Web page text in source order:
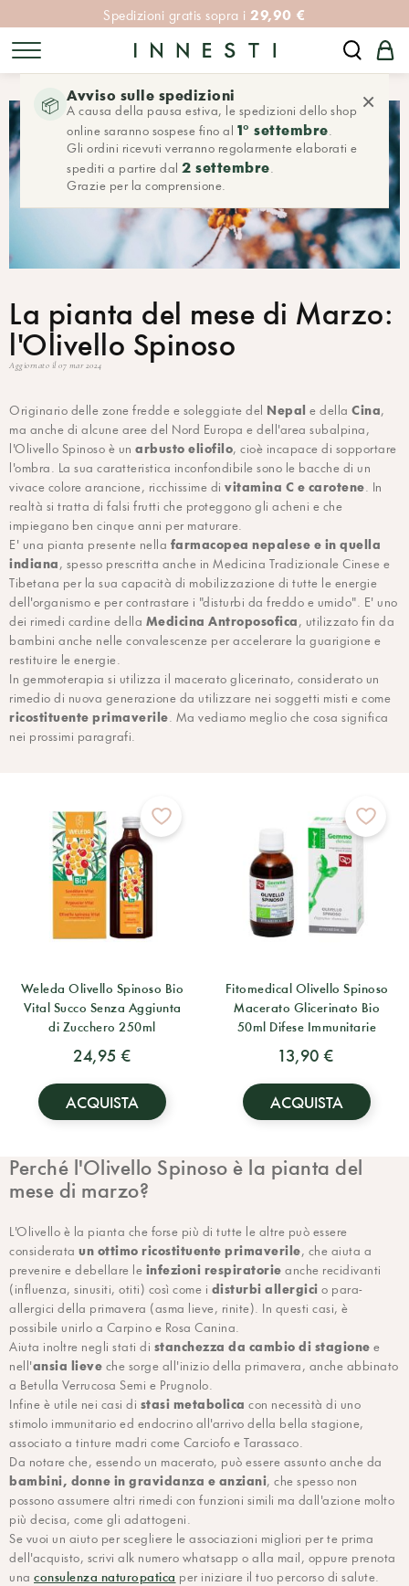
Spedizioni gratis sopra i29,90 €
📦 Avviso sulle spedizioni
A causa della pausa estiva, le spedizioni dello shop
online saranno sospese fino al 1° settembre.
Gli ordini ricevuti verranno regolarmente elaborati e
spediti a partire dal2 settembre.
Grazie per la comprensione.
×
La pianta del mese di Marzo:
l'Olivello Spinoso
Aggiornato il 07 mar 2024
Originario delle zone fredde e soleggiate del Nepal e della Cina,
ma anche di alcune aree del Nord Europa e dell'area subalpina,
l'Olivello Spinoso è un arbusto eliofilo, cioè incapace di sopportare
l'ombra. La sua caratteristica inconfondibile sono le bacche di un
vivace colore arancione, ricchissime di vitamina C e carotene . In
realtà si tratta di falsi frutti che proteggono gli acheni e che
impiegano ben cinque anni per maturare.
E' una pianta presente nella farmacopea nepalese e in quella
indiana, spesso prescritta anche in Medicina Tradizionale Cinese e
Tibetana per la sua capacità di mobilizzazione di tutte le energie
dell'organismo e per contrastare i "disturbi da freddo e umido". E' uno
dei rimedi cardine della Medicina Antroposofica, utilizzato fin da
bambini anche nelle convalescenze per accelerare la guarigione e
restituire le energie.
In gemmoterapia si utilizza il macerato glicerinato, considerato un
rimedio di nuova generazione da utilizzare nei soggetti misti e come
ricostituente primaverile . Ma vediamo meglio che cosa significa
nei prossimi paragrafi.
Weleda Olivello Spinoso Bio
Vital Succo Senza Aggiunta
di Zucchero 250ml
24,95 €
ACQUISTA
Fitomedical Olivello Spinoso
Macerato Glicerinato Bio
50ml Difese Immunitarie
13,90 €
ACQUISTA
Perché l'Olivello Spinoso è la pianta del
mese di marzo?
L'Olivello è la pianta che forse più di tutte le altre può essere
considerata un ottimo ricostituente primaverile, che aiuta a
prevenire e debellare le infezioni respiratorie anche recidivanti
(influenza, sinusiti, otiti) così come i disturbi allergici o para-
allergici della primavera (asma lieve, rinite). In questi casi, è
possibile unirlo a Carpino e Rosa Canina.
Aiuta inoltre negli stati di stanchezza da cambio di stagione e
nell'ansia lieve che sorge all'inizio della primavera, anche abbinato
a Betulla Verrucosa Semi e Prugnolo.
Infine è utile nei casi di stasi metabolica con necessità di uno
stimolo immunitario ed endocrino all'arrivo della bella stagione,
associato a tinture madri come Carciofo e Tarassaco.
Da notare che, essendo un macerato, può essere assunto anche da
bambini, donne in gravidanza e anziani, che spesso non
possono assumere altri rimedi con funzioni simili ma dall'azione molto
più decisa, come gli adattogeni.
Se vuoi un aiuto per scegliere le associazioni migliori per te prima
dell'acquisto, scrivi alk numero whatsapp o alla mail, oppure prenota
una consulenza naturopatica per iniziare il tuo percorso di salute.